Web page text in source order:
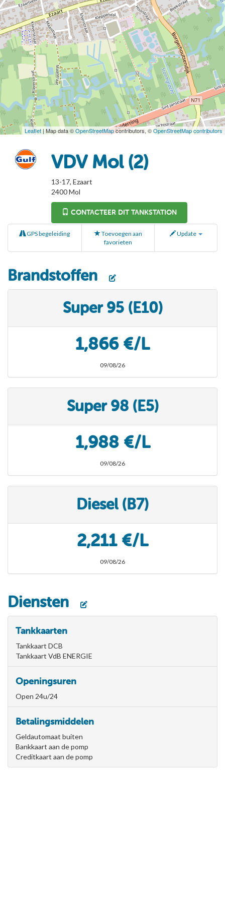
Leaflet | Map data ©OpenStreetMapcontributors, ©OpenStreetMap contributors
VDV Mol (2)
13-17, Ezaart
2400Mol
CONTACTEER DIT TANKSTATION
GPS begeleiding
Toevoegen aan
favorieten
Update
Brandstoffen
Super 95 (E10)
1,866 €/L
09/08/26
Super 98 (E5)
1,988 €/L
09/08/26
Diesel (B7)
2,211 €/L
09/08/26
Diensten
Tankkaarten
Tankkaart DCB
Tankkaart VdB ENERGIE
Openingsuren
Open 24u/24
Betalingsmiddelen
Geldautomaat buiten
Bankkaart aan de pomp
Creditkaart aan de pomp